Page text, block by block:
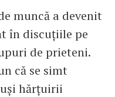
muncă a devenit
în discuțiile pe
de prieteni.
că se simt
hărțuirii